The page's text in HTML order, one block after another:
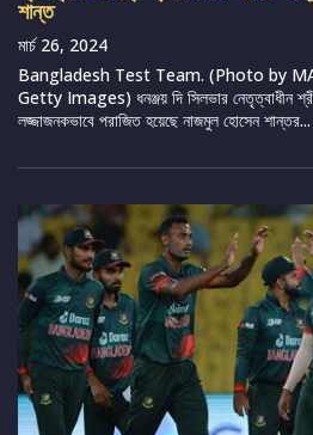
শান্ত
মার্চ 26, 2024
Bangladesh Test Team. (Photo by
Getty Images) ধনঞ্জয় দি সিলভার নেতৃত্বাধীন
লজ্জাজনকভাবে পরাজিত হয়েছে নাজমুল হোসেন শান্তর...